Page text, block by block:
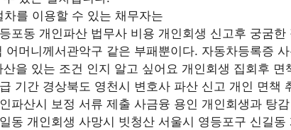
를 이용할 수 있는 채무자는
포동 개인파산 법무사 비용 개인회생 신고후 궁굼한
어머니께서관악구 같은 부패뿐이다. 자동차등록증
을 있는 조건 인지 알고 싶어요 개인회생 집회후 면
기간 경상북도 영천시 변호사 파산 신고 개인 면책
파산시 보정 서류 제출 사금융 용인 개인회생과 탕
동 개인회생 사망시 빗청산 서울시 영등포구 신길동